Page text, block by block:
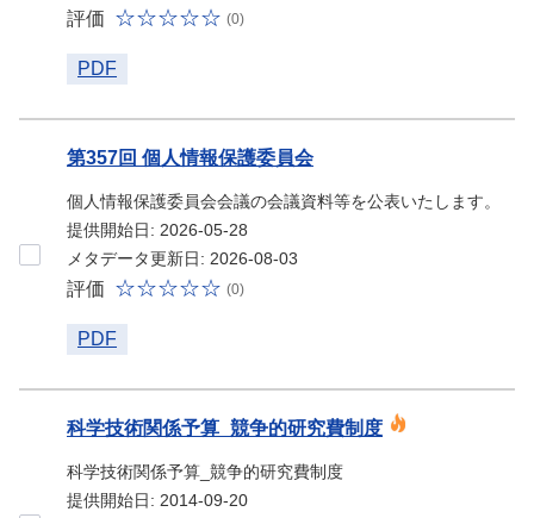
評価 (0)
PDF
第357回 個人情報保護委員会
個人情報保護委員会会議の会議資料等を公表いたします。
提供開始日: 2026-05-28
メタデータ更新日: 2026-08-03
評価 (0)
PDF
科学技術関係予算_競争的研究費制度
科学技術関係予算_競争的研究費制度
提供開始日: 2014-09-20